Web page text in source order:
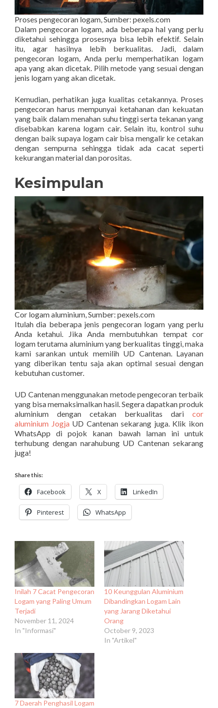
Proses pengecoran logam, Sumber: pexels.com
Dalam pengecoran logam, ada beberapa hal yang perlu
diketahui sehingga prosesnya bisa lebih efektif. Selain
itu, agar hasilnya lebih berkualitas. Jadi, dalam
pengecoran logam, Anda perlu memperhatikan logam
apa yang akan dicetak. Pilih metode yang sesuai dengan
jenis logam yang akan dicetak.
Kemudian, perhatikan juga kualitas cetakannya. Proses
pengecoran harus mempunyai ketahanan dan kekuatan
yang baik dalam menahan suhu tinggi serta tekanan yang
disebabkan karena logam cair. Selain itu, kontrol suhu
dengan baik supaya logam cair bisa mengalir ke cetakan
dengan sempurna sehingga tidak ada cacat seperti
kekurangan material dan porositas.
Kesimpulan
Cor logam aluminium, Sumber: pexels.com
Itulah dia beberapa jenis pengecoran logam yang perlu
Anda ketahui. Jika Anda membutuhkan tempat cor
logam terutama aluminium yang berkualitas tinggi, maka
kami sarankan untuk memilih UD Cantenan. Layanan
yang diberikan tentu saja akan optimal sesuai dengan
kebutuhan customer.
UD Cantenan menggunakan metode pengecoran terbaik
yang bisa memaksimalkan hasil. Segera dapatkan produk
aluminium dengan cetakan berkualitas dari cor
aluminium JogjaUD Cantenan sekarang juga. Klik ikon
WhatsApp di pojok kanan bawah laman ini untuk
terhubung dengan narahubung UD Cantenan sekarang
juga!
Share this:
Facebook X LinkedIn
Pinterest WhatsApp
Inilah 7 Cacat Pengecoran
Logam yang Paling Umum
Terjadi
November 11, 2024
In "Informasi"
10 Keunggulan Aluminium
Dibandingkan Logam Lain
yang Jarang Diketahui
Orang
October 9, 2023
In "Artikel"
7 Daerah Penghasil Logam